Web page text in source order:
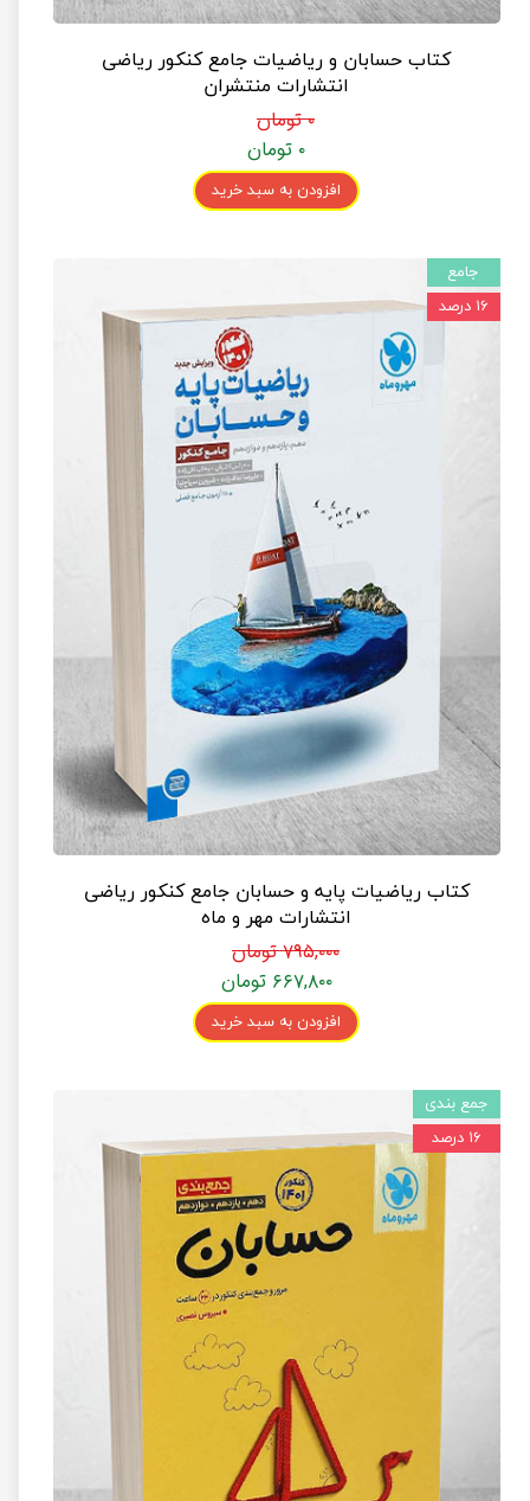
کتاب حسابان و ریاضیات جامع کنکور ریاضی
انتشارات منتشران
۰ تومان
۰ تومان
افزودن به سبد خرید
کتاب ریاضیات پایه و حسابان جامع کنکور ریاضی
انتشارات مهر و ماه
۷۹۵,۰۰۰ تومان
۶۶۷,۸۰۰ تومان
افزودن به سبد خرید
جامع
۱۶ درصد
جمع بندی
۱۶ درصد